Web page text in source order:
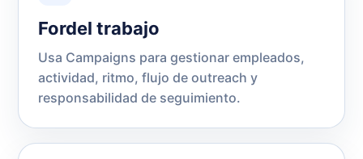
Fordel trabajo
Usa Campaigns para gestionar empleados,
actividad, ritmo, flujo de outreach y
responsabilidad de seguimiento.